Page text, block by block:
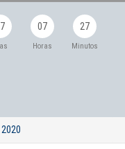
07
Horas
27
Minutos